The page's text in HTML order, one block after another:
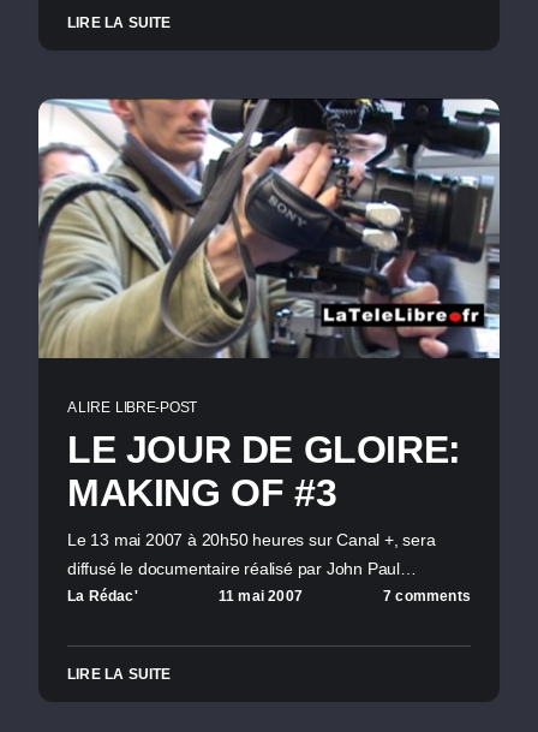
LIRE LA SUITE
A LIRE LIBRE-POST
LE JOUR DE GLOIRE:
MAKING OF #3
Le 13 mai 2007 à 20h50 heures sur Canal +, sera
diffusé le documentaire réalisé par John Paul…
La Rédac' 11 mai 2007 7 comments
LIRE LA SUITE